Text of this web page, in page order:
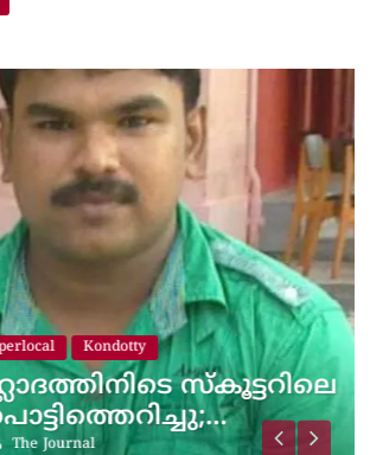
Kondotty
സ്കൂട്ടറിലെ
The Journal